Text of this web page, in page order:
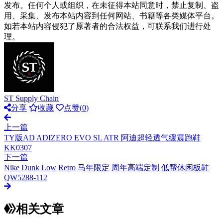
发布。任何个人或组织，在未征得本站同意时，禁止复制、盗
用、采集、发布本站内容到任何网站、书籍等各类媒体平台。
如若本站内容侵犯了原著者的合法权益，可联系我们进行处
理。
ST Supply Chain
分享
收藏 点赞(0)
上一篇
TY版AD ADIZERO EVO SL ATR 阿迪超轻透气缓震跑鞋
KK0307
下一篇
Nike Dunk Low Retro 马年限定 周年高端定制 低帮休闲板鞋
QW5288-112
相关文章